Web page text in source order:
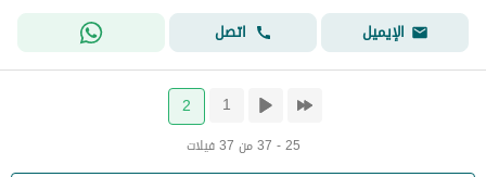
الإيميل
اتصل
1
2
25 - 37 من 37 فيلات